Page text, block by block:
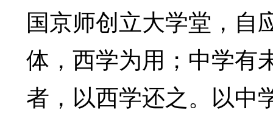
国京师创立大学堂，自
体，西学为用；中学有
者，以西学还之。以中